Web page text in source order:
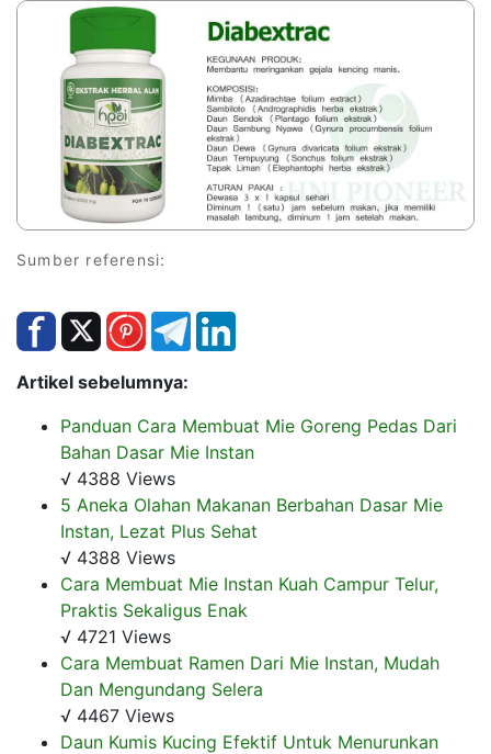
Sumber referensi:
Artikel sebelumnya:
Panduan Cara Membuat Mie Goreng Pedas Dari
Bahan Dasar Mie Instan
√ 4388 Views
5 Aneka Olahan Makanan Berbahan Dasar Mie
Instan, Lezat Plus Sehat
√ 4388 Views
Cara Membuat Mie Instan Kuah Campur Telur,
Praktis Sekaligus Enak
√ 4721 Views
Cara Membuat Ramen Dari Mie Instan, Mudah
Dan Mengundang Selera
√ 4467 Views
Daun Kumis Kucing Efektif Untuk Menurunkan